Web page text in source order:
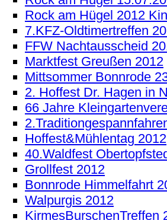
Rock am Hügel 2012
7.KFZ-Oldtimertreffen
FFW Nachtausscheid
Marktfest Greußen 2012
Mittsommer Bonnrode
2. Hoffest Dr. Hagen in
66 Jahre
Hoffest&Mühlentag 2012
40.Waldfest
Grollfest 2012
Bonnrode Himmelfahrt
Walpurgis 2012
KirmesBurschenTreffen